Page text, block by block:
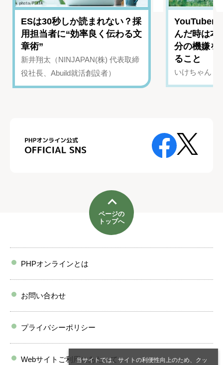
当サイトでは、サイトの利便性向上のため、クッ
ESは30秒しか読まれない？採
用担当者に“効率良く伝わる文
章術”
新井翔太（NINJAPAN(株) 代表取締
役社長、Abuild就活創設者）
YouTuber
んだ時は
分の機嫌を
ること
いけちゃん（
ページの
トップへ
PHPオンラインとは
お問い合わせ
プライバシーポリシー
Webサイトご利用にあたって